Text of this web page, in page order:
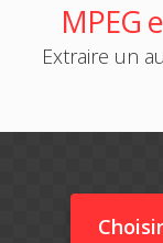
MPEG
Extraire un